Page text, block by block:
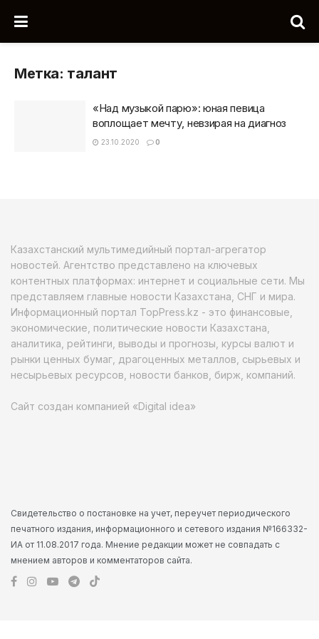
Метка: талант
«Над музыкой парю»: юная певица
воплощает мечту, невзирая на диагноз
23.10.2020 0
Казахстанский мультимедийный портал-агрегатор
новостей. Агентство представлено на ключевых
контентных платформах: интернет и социальные сети. Мы
представляем главные новости Казахстана, СНГ и мира.
Информационный портал TopPress.kz - это финансовые,
экономические, политические новости Казахстана,
аналитика, рейтинги, выводы и прогнозы, курсы валют и
рынки ценных бумаг, драгоценных металлов, сырьевых и
несырьевых ресурсов, новости банков, бирж, компаний.
Сайт создан компанией «Digital idea»
Свидетельство о постановке на учет, переучет периодического
печатного издания, информационного и сетевого издания №166332-
ИА от 11.08.2017 года. Мнение редакции может не совпадать с
мнением авторов и комментаторов сайта.